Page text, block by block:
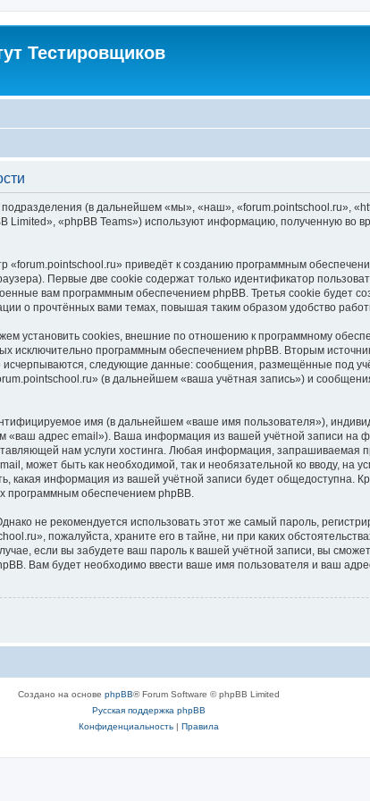
Тестировщиков
(в дальнейшем «мы», «наш», «forum.pointschool.ru»,
«phpBB Teams») используют информацию, полученную во
приведёт к созданию программным
Первые две cookie содержат только идентификатор
вам программным обеспечением phpBB. Третья cookie будет
о прочтённых вами темах, повышая таким образом удобство
установить cookies, внешние по отношению к программному
исключительно программным обеспечением phpBB. Вторым
следующие данные: сообщения, размещённые под
(в дальнейшем «ваша учётная запись») и
имя (в дальнейшем «ваше имя пользователя»),
адрес email»). Ваша информация из вашей учётной записи на
нам услуги хостинга. Любая информация, запрашиваемая
может быть как необходимой, так и необязательной ко вводу, на
какая информация из вашей учётной записи будет общедоступна.
программным обеспечением phpBB.
не рекомендуется использовать этот же самый пароль,
пожалуйста, храните его в тайне, ни при каких
если вы забудете ваш пароль к вашей учётной записи, вы
Вам будет необходимо ввести ваше имя пользователя и ваш
Создано на основе phpBB® Forum Software © phpBB Limited
Русская поддержка phpBB
Конфиденциальность| Правила